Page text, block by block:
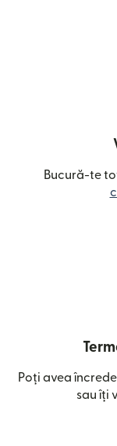
Bucură-te
Poți avea
sau îți